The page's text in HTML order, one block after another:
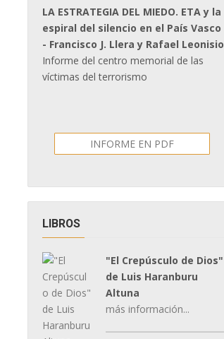
LA ESTRATEGIA DEL MIEDO. ETA y la
espiral del silencio en el País Vasco
- Francisco J. Llera y Rafael Leonisio
Informe del centro memorial de las
víctimas del terrorismo
INFORME EN PDF
LIBROS
"El Crepúsculo de Dios"
de Luis Haranburu
Altuna
más información...